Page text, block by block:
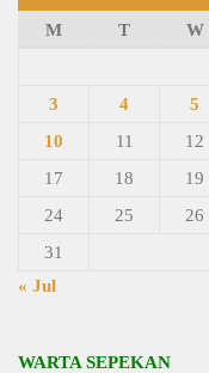
M T W
3
4 5
10
11 12
17
18 19
24
25 26
31
« Jul
WARTA SEPEKAN